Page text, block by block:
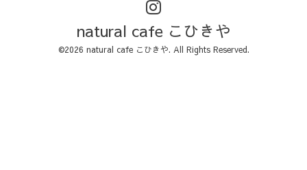
natural cafe こひきや
©2026 natural cafe こひきや. All Rights Reserved.